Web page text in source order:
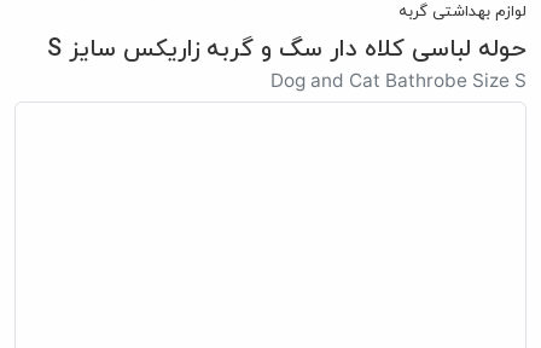
لوازم بهداشتی گربه
حوله لباسی کلاه دار سگ و گربه زاریکس سایز S
Dog and Cat Bathrobe Size S